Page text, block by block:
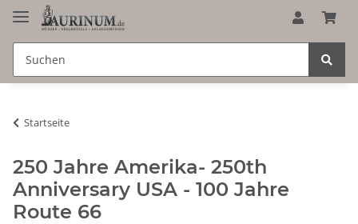
Startseite
250 Jahre Amerika- 250th
Anniversary USA - 100 Jahre
Route 66